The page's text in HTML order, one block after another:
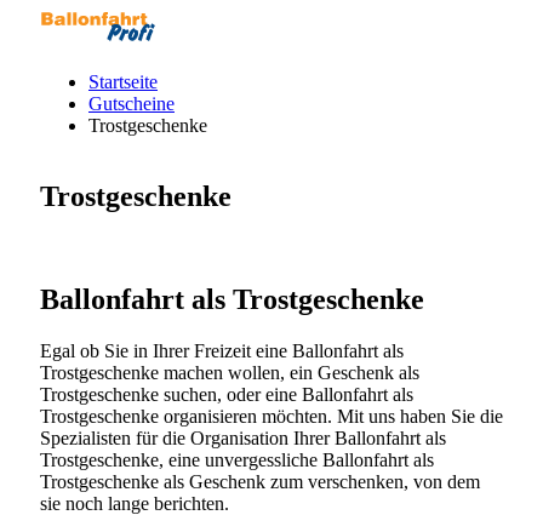
Startseite
Gutscheine
Trostgeschenke
Trostgeschenke
Ballonfahrt als Trostgeschenke
Egal ob Sie in Ihrer Freizeit eine Ballonfahrt als
Trostgeschenke machen wollen, ein Geschenk als
Trostgeschenke suchen, oder eine Ballonfahrt als
Trostgeschenke organisieren möchten. Mit uns haben Sie die
Spezialisten für die Organisation Ihrer Ballonfahrt als
Trostgeschenke, eine unvergessliche Ballonfahrt als
Trostgeschenke als Geschenk zum verschenken, von dem
sie noch lange berichten.